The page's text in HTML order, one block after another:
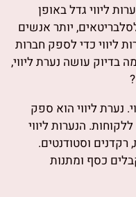
ליווי גדל באופן
יותר אנשים
ליווי כדי לספק חברות
בדיוק עושה נערת ליווי,
נערת ליווי הוא ספק
הנערות ליווי
רקדנים וסטודנטים.
כסף ומתנות